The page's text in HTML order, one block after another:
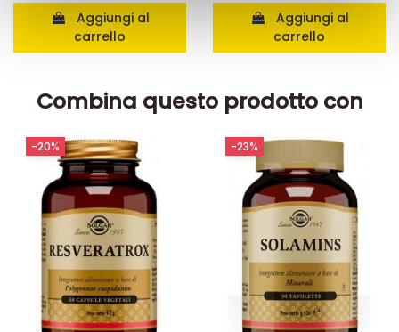
con altre informazioni che ha fornito loro o che hanno
raccolto dal suo utilizzo dei loro servizi.
carrello
carrello
Combina questo prodotto con
-23% -21%